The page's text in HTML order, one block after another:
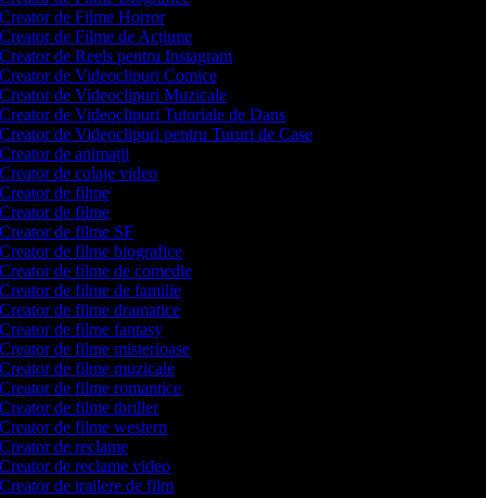
de Filme Horror
de Filme de Acțiune
de Reels pentru Instagram
de Videoclipuri Comice
de Videoclipuri Muzicale
de Videoclipuri Tutoriale de Dans
de Videoclipuri pentru Tururi de Case
de animații
de colaje video
de filme
de filme
de filme SF
de filme biografice
de filme de comedie
de filme de familie
de filme dramatice
de filme fantasy
de filme misterioase
de filme muzicale
de filme romantice
de filme thriller
de filme western
de reclame
de reclame video
de trailere de film